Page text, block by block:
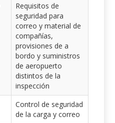
Requisitos de
seguridad para
correo y material de
compañías,
provisiones de a
bordo y suministros
de aeropuerto
distintos de la
inspección
Control de seguridad
de la carga y correo